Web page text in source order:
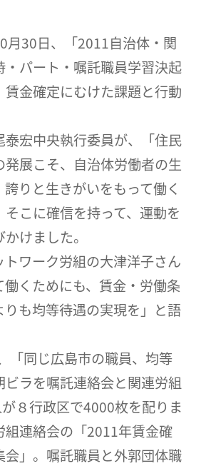
月30日、「2011自治体・関
・パート・嘱託職員学習決起
金確定にむけた課題と行動
宏中央執行委員が、「住民
展こそ、自治体労働者の生
りと生きがいをもって働く
そこに確信を持って、運動を
けました。
ワーク労組の大津洋子さん
くためにも、賃金・労働条
も均等待遇の実現を」と語
「同じ広島市の職員、均等
ラを嘱託連絡会と関連労組
８行政区で4000枚を配りま
組連絡会の「2011年賃金確
会」。嘱託職員と外郭団体職